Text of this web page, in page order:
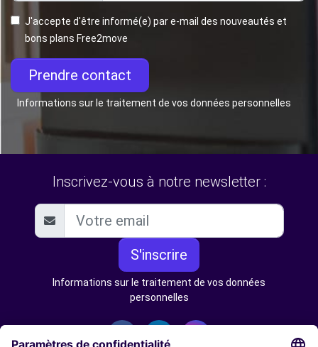
J'accepte d'être informé(e) par e-mail des nouveautés et
bons plans Free2move
Prendre contact
Informations sur le traitement de vos données personnelles
Inscrivez-vous à notre newsletter :
S'inscrire
Informations sur le traitement de vos données
personnelles